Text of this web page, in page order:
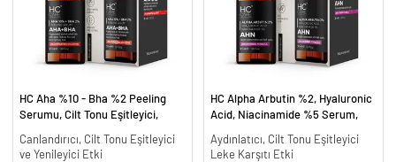
HC Aha %10 - Bha %2 Peeling
Serumu, Cilt Tonu Eşitleyici,
Canlandırıcı, Cilt Tonu Eşitleyici
ve Yenileyici Etki
HC Alpha Arbutin %2, Hyaluronic
Acid, Niacinamide %5 Serum,
ml.
Aydınlatıcı, Cilt Tonu Eşitleyici
Leke Karşıtı Etki